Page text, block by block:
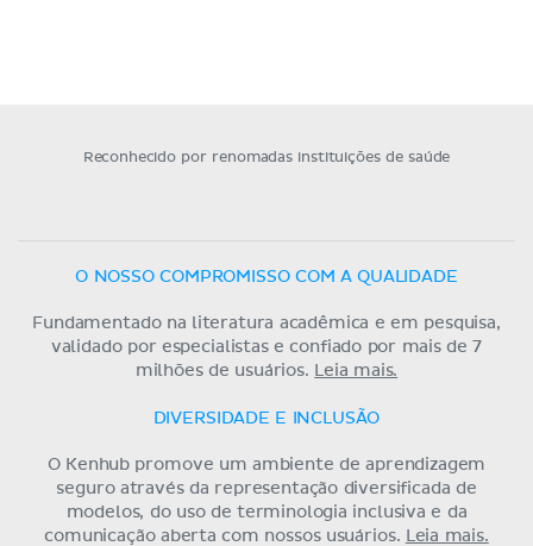
Reconhecido por renomadas instituições de saúde
O NOSSO COMPROMISSO COM A QUALIDADE
Fundamentado na literatura acadêmica e em pesquisa,
validado por especialistas e confiado por mais de 7
milhões de usuários.
Leia mais.
DIVERSIDADE E INCLUSÃO
O Kenhub promove um ambiente de aprendizagem
seguro através da representação diversificada de
modelos, do uso de terminologia inclusiva e da
comunicação aberta com nossos usuários.
Leia mais.